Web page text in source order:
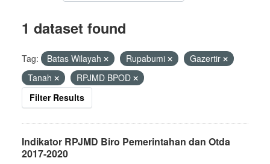
1 dataset found
Tag: Batas Wilayah Rupabumi
Gazertir
Tanah
RPJMD BPOD
Filter Results
Indikator RPJMD Biro Pemerintahan dan Otda
2017-2020